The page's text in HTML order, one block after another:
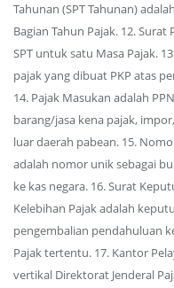
Tahunan (SPT Tahunan)
Bagian Tahun Pajak. 12.
SPT untuk satu Masa Pajak.
pajak yang dibuat PKP atas
14. Pajak Masukan adalah
barang/jasa kena pajak,
luar daerah pabean. 15.
adalah nomor unik sebagai
ke kas negara. 16. Surat
Kelebihan Pajak adalah
pengembalian pendahuluan
Pajak tertentu. 17. Kantor
vertikal Direktorat Jenderal